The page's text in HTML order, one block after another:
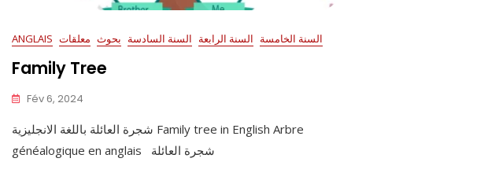
ANGLAIS السنة الخامسة السنة الرابعة السنة السادسة بحوث معلقات
Family Tree
Fév 6, 2024
شجرة العائلة باللغة الانجليزية Family tree in English Arbre
généalogique en anglais شجرة العائلة